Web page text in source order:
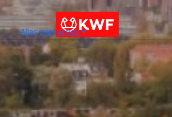
Alles over acties